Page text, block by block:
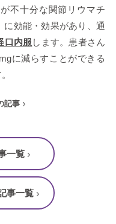
不十分な関節リウマチ
に効能・効果があり、通
口内服 します。患者さん
に減らすことができる
記事
一覧
事一覧